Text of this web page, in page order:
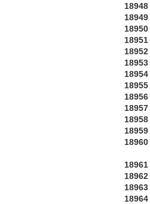
18948
18949
18950
18951
18952
18953
18954
18955
18956
18957
18958
18959
18960
18961
18962
18963
18964